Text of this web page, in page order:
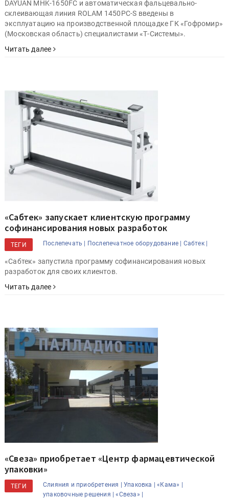
DAYUAN MHK-1650FC и автоматическая фальцевально-
склеивающая линия ROLAM 1450PC-S введены в
эксплуатацию на производственной площадке ГК «Гофромир»
(Московская область) специалистами «Т-Системы».
Читать далее
«Сабтек» запускает клиентскую программу
софинансирования новых разработок
ТЕГИ Послепечать | Послепечатное оборудование | Сабтек |
«Сабтек» запустила программу софинансирования новых
разработок для своих клиентов.
Читать далее
«Свеза» приобретает «Центр фармацевтической
упаковки»
ТЕГИ Слияния и приобретения | Упаковка |
«Кама» |
упаковочные решения |
«Свеза» |